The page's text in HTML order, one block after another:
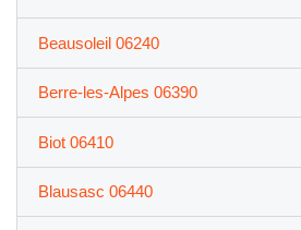
Beausoleil 06240
Berre-les-Alpes 06390
Biot 06410
Blausasc 06440